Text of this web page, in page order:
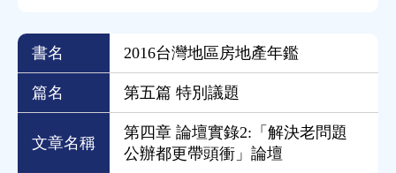
書名 2016台灣地區房地產年鑑
篇名 第五篇 特別議題
文章名稱
第四章 論壇實錄2:「解決老問題
公辦都更帶頭衝」論壇